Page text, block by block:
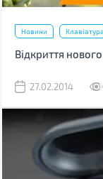
Новини Клавіатура
Відкриття
27.02.2014